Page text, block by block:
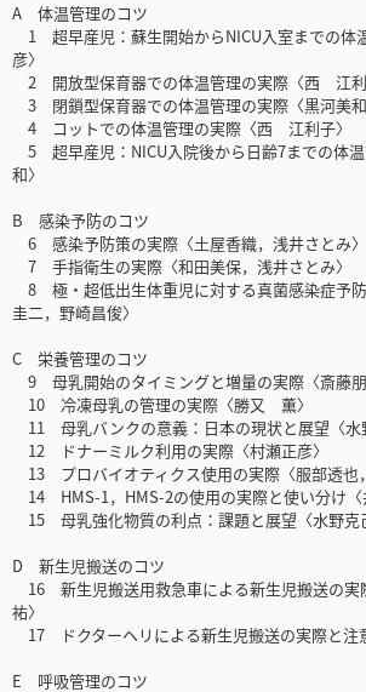
A 体温管理のコツ
1 超早産児：蘇生開始からNICU入室までの体
彦〉
2 開放型保育器での体温管理の実際〈西 江利
3 閉鎖型保育器での体温管理の実際〈黒河美和
4 コットでの体温管理の実際〈西 江利子〉
5 超早産児：NICU入院後から日齢7までの体
和〉
B 感染予防のコツ
6 感染予防策の実際〈土屋香織，浅井さとみ〉
7 手指衛生の実際〈和田美保，浅井さとみ〉
8 極・超低出生体重児に対する真菌感染症予
圭二，野崎昌俊〉
C 栄養管理のコツ
9 母乳開始のタイミングと増量の実際〈斎藤朋
10 冷凍母乳の管理の実際〈勝又 薫〉
11 母乳バンクの意義：日本の現状と展望〈水
12 ドナーミルク利用の実際〈村瀬正彦〉
13 プロバイオティクス使用の実際〈服部透也
14 HMS-1，HMS-2の使用の実際と使い分け〈
15 母乳強化物質の利点：課題と展望〈水野克
D 新生児搬送のコツ
16 新生児搬送用救急車による新生児搬送の実
祐〉
17 ドクターヘリによる新生児搬送の実際と注
E 呼吸管理のコツ